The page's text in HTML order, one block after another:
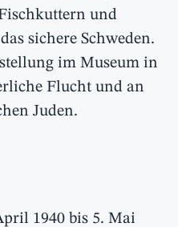
und
sichere Schweden.
im Museum in
Flucht und an
Juden.
1940 bis 5. Mai